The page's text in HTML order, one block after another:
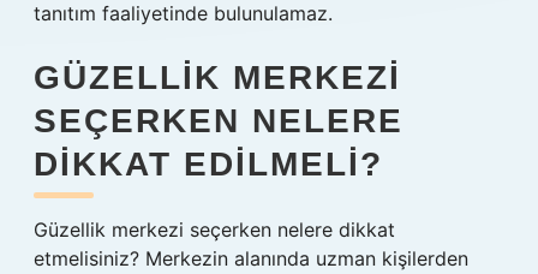
tanıtım faaliyetinde bulunulamaz.
GÜZELLIK MERKEZI
SEÇERKEN NELERE
DIKKAT EDILMELI?
Güzellik merkezi seçerken nelere dikkat
etmelisiniz? Merkezin alanında uzman kişilerden